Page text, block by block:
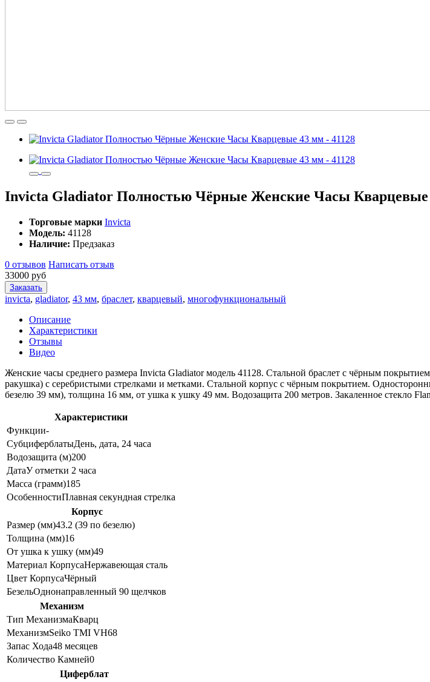
Invicta Gladiator Полностью Чёрные Женские Часы Кварцевые
Торговые марки Invicta
Модель: 41128
Наличие: Предзаказ
0 отзывов Написать отзыв
33000 руб
Заказать
invicta, gladiator, 43 мм, браслет, кварцевый, многофункциональный
Описание
Характеристики
Отзывы
Видео
Женские часы среднего размера Invicta Gladiator модель 41128. Стальной браслет с чёрным
ракушка) с серебристыми стрелками и метками. Стальной корпус с чёрным покрытием.
безелю 39 мм), толщина 16 мм, от ушка к ушку 49 мм. Водозащита 200 метров. Закаленное стекло
Характеристики
Функции-
СубциферблатыДень, дата, 24 часа
Водозащита (м)200
ДатаУ отметки 2 часа
Масса (грамм)185
ОсобенностиПлавная секундная стрелка
Корпус
Размер (мм)43.2 (39 по безелю)
Толщина (мм)16
От ушка к ушку (мм)49
Материал КорпусаНержавеющая сталь
Цвет КорпусаЧёрный
БезельОднонаправленный 90 щелчков
Механизм
Тип МеханизмаКварц
МеханизмSeiko TMI VH68
Запас Хода48 месяцев
Количество Камней0
Циферблат